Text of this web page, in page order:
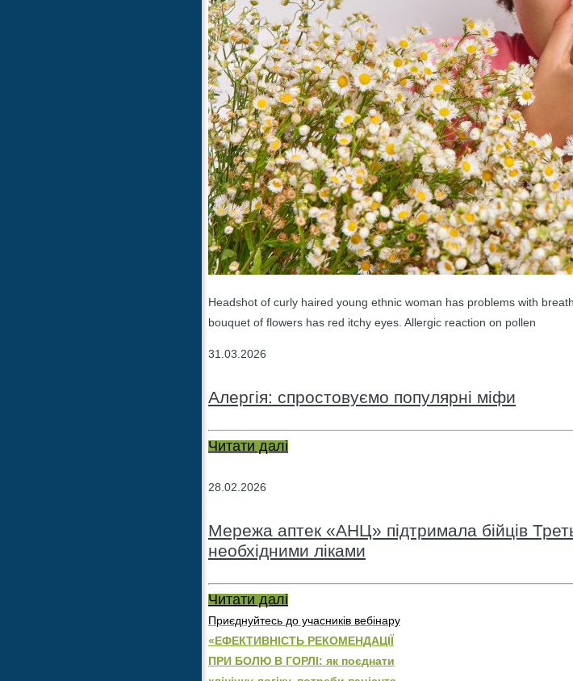
Headshot of curly haired young ethnic woman has problems with
bouquet of flowers has red itchy eyes. Allergic reaction on pollen
31.03.2026
Алергія: спростовуємо популярні міфи
Читати далі
28.02.2026
Мережа аптек «АНЦ» підтримала бійців
необхідними ліками
Читати далі
Приєднуйтесь до учасників вебінару
«ЕФЕКТИВНІСТЬ РЕКОМЕНДАЦІЇ
ПРИ БОЛЮ В ГОРЛІ: як поєднати